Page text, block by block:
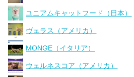
ユニアムキャットフード（日本）
ヴェラス（アメリカ）
MONGE（イタリア）
ウェルネスコア（アメリカ）